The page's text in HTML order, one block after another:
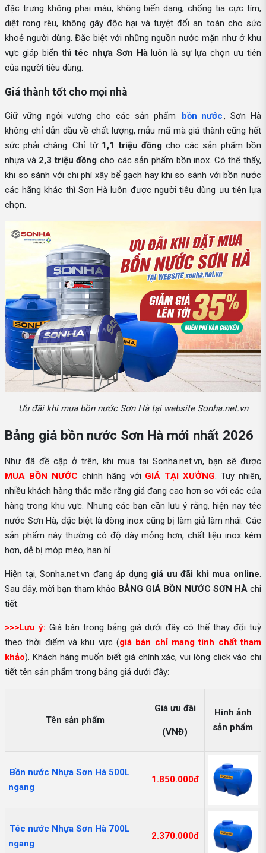
đặc trưng không phai màu, không biến dạng, chống tia cực tím,
diệt rong rêu, không gây độc hại và tuyệt đối an toàn cho sức
khoẻ người dùng. Đặc biệt với những nguồn nước mặn như ở khu
vực giáp biển thìtéc nhựa Sơn Hàluôn là sự lựa chọn ưu tiên
của người tiêu dùng.
Giá thành tốt cho mọi nhà
Giữ vững ngôi vương cho các sản phẩm bồn nước, Sơn Hà
không chỉ dẫn dầu về chất lượng, mẫu mã mà giá thành cũng hết
sức phải chăng. Chỉ từ 1,1 triệu đồngcho các sản phẩm bồn
nhựa và2,3 triệu đồng cho các sản phẩm bồn inox. Có thể thấy,
khi so sánh với chi phí xây bể gạch hay khi so sánh với bồn nước
các hãng khác thì Sơn Hà luôn được người tiêu dùng ưu tiên lựa
chọn.
Ưu đãi khi mua bồn nước Sơn Hà tại website Sonha.net.vn
Bảng giá bồn nước Sơn Hà mới nhất 2026
Như đã đề cập ở trên, khi mua tại Sonha.net.vn, bạn sẽ được
MUA BỒN NƯỚC chính hãng với GIÁ TẠI XƯỞNG. Tuy nhiên,
nhiều khách hàng thắc mắc rằng giá đang cao hơn so với các cửa
hàng trong khu vực. Nhưng các bạn cần lưu ý rằng, hiện nay téc
nước Sơn Hà, đặc biệt là dòng inox cũng bị làm giả làm nhái. Các
sản phẩm này thường có độ dày mỏng hơn, chất liệu inox kém
hơn, dễ bị móp méo, han hỉ.
Hiện tại, Sonha.net.vn đang áp dụng giá ưu đãi khi mua online.
Sau đây, mời bạn tham khảo BẢNG GIÁ BỒN NƯỚC SƠN HÀchi
tiết.
>>>Lưu ý: Giá bán trong bảng giá dưới đây có thể thay đổi tuỳ
theo thời điểm và khu vực (giá bán chỉ mang tính chất tham
khảo). Khách hàng muốn biết giá chính xác, vui lòng click vào chi
tiết tên sản phẩm trong bảng giá dưới đây:
Tên sản phẩm
Giá ưu đãi
(VNĐ)
Hình ảnh
sản phẩm
Bồn nước Nhựa Sơn Hà 500L
ngang
1.850.000đ
Téc nước Nhựa Sơn Hà 700L
ngang
2.370.000đ